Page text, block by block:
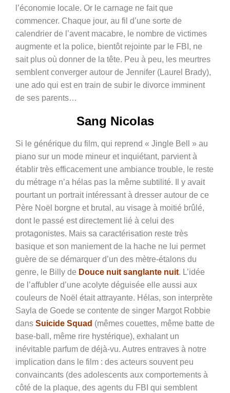
l’économie locale. Or le carnage ne fait que
commencer. Chaque jour, au fil d’une sorte de
calendrier de l’avent macabre, le nombre de victimes
augmente et la police, bientôt rejointe par le FBI, ne
sait plus où donner de la tête. Peu à peu, les meurtres
semblent converger autour de Jennifer (Laurel Brady),
une ado qui est en train de subir le divorce imminent
de ses parents…
Sang Nicolas
Si le générique du film, qui reprend « Jingle Bell » au
piano sur un mode mineur et inquiétant, parvient à
établir très efficacement une ambiance trouble, le reste
du métrage n’a hélas pas la même subtilité. Il y avait
pourtant un portrait intéressant à dresser autour de ce
Père Noël borgne et brutal, au visage à moitié brûlé,
dont le passé est directement lié à celui des
protagonistes. Mais sa caractérisation reste très
basique et son maniement de la hache ne lui permet
guère de se démarquer d’un des mètre-étalons du
genre, le Billy de Douce nuit sanglante nuit. L’idée
de l’affubler d’une acolyte déguisée elle aussi aux
couleurs de Noël était attrayante. Hélas, son interprète
Sayla de Goede se contente de singer Margot Robbie
dans Suicide Squad (mêmes couettes, même batte de
base-ball, même rire hystérique), exhalant un
inévitable parfum de déjà-vu. Autres entraves à notre
implication dans le film : des acteurs souvent peu
convaincants (des adolescents aux comportements à
côté de la plaque, des agents du FBI qui semblent